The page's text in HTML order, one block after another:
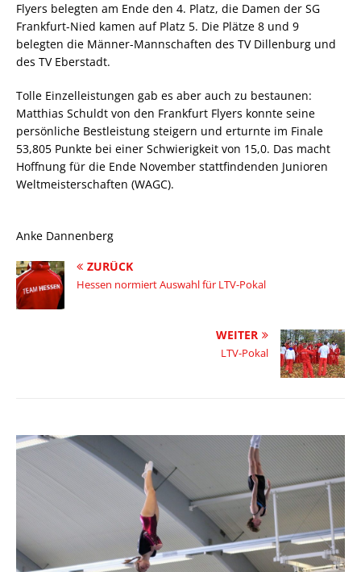
Flyers belegten am Ende den 4. Platz, die Damen der SG
Frankfurt-Nied kamen auf Platz 5. Die Plätze 8 und 9
belegten die Männer-Mannschaften des TV Dillenburg und
des TV Eberstadt.
Tolle Einzelleistungen gab es aber auch zu bestaunen:
Matthias Schuldt von den Frankfurt Flyers konnte seine
persönliche Bestleistung steigern und erturnte im Finale
53,805 Punkte bei einer Schwierigkeit von 15,0. Das macht
Hoffnung für die Ende November stattfindenden Junioren
Weltmeisterschaften (WAGC).
Anke Dannenberg
ZURÜCK
Hessen normiert Auswahl für LTV-Pokal
WEITER
LTV-Pokal